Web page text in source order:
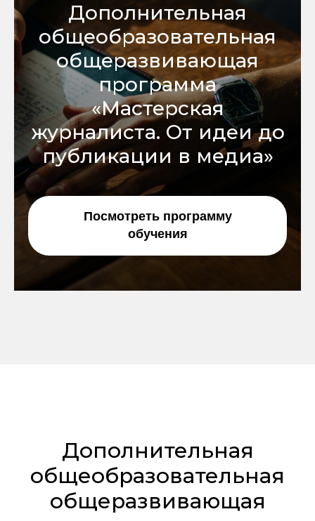
Дополнительная
общеобразовательная
общеразвивающая
программа
«Мастерская
журналиста. От идеи до
публикации в медиа»
Посмотреть программу
обучения
Дополнительная
общеобразовательная
общеразвивающая